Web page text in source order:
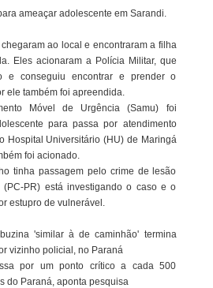
ameaçar adolescente em Sarandi.
ao local e encontraram a filha
Eles acionaram a Polícia Militar, que
e conseguiu encontrar e prender o
ele também foi apreendida.
Móvel de Urgência (Samu) foi
para passa por atendimento
Hospital Universitário (HU) de Maringá
foi acionado.
tinha passagem pelo crime de lesão
(PC-PR) está investigando o caso e o
estupro de vulnerável.
'similar à de caminhão' termina
vizinho policial, no Paraná
por um ponto crítico a cada 500
do Paraná, aponta pesquisa